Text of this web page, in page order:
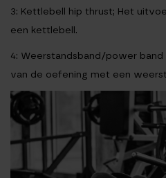
3: Kettlebell hip thrust; Het
een kettlebell.
4: Weerstandsband/power band
van de oefening met een